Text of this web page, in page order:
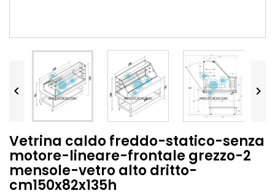
 
Vetrina caldo freddo-statico-senza
motore-lineare-frontale grezzo-2
mensole-vetro alto dritto-
cm150x82x135h